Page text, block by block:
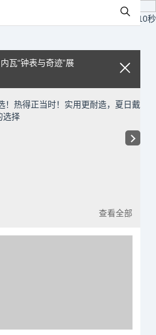
广告时间还剩 10秒
瓦“钟表与奇迹”展
！热得正当时！实用更耐造，夏日戴
选择
查看全部